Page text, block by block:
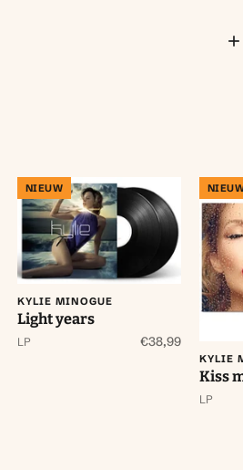
NIEUW
KYLIE MINOGUE
Light years
LP €38,99
KYLIE
Kiss
LP